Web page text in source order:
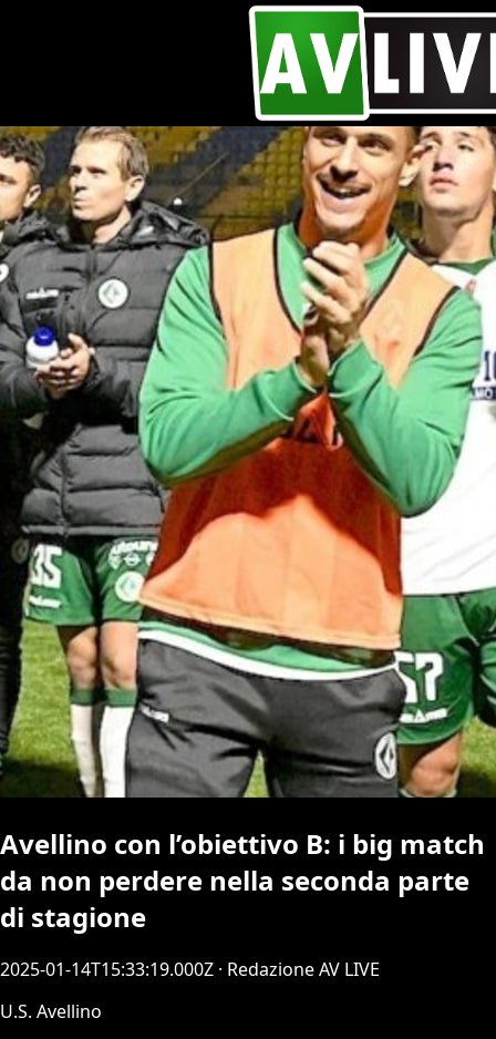
Avellino con l’obiettivo B: i big match
da non perdere nella seconda parte
di stagione
2025-01-14T15:33:19.000Z · Redazione AV LIVE
U.S. Avellino